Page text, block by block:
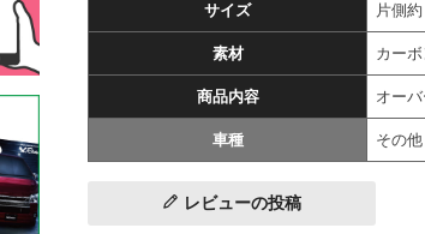
サイズ 片側
素材 カーボ
商品内容 オー
車種 その他
レビューの投稿